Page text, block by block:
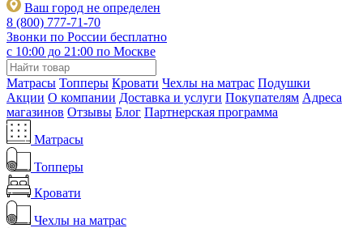
Ваш город не определен
8 (800) 777-71-70
Звонки по России бесплатно
c 10:00 до 21:00 по Москве
Матрасы Топперы Кровати Чехлы на матрас Подушки
Акции О компании Доставка и услуги Покупателям Адреса
магазинов Отзывы Блог Партнерская программа
Матрасы
Топперы
Кровати
Чехлы на матрас